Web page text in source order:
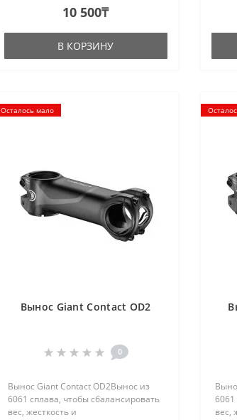
длиной 110 мм· Подъем ± 8 ° -
требует меньше проставок ..
10 500₸
В КОРЗИНУ
Осталось мало
Вынос Giant Contact OD2
0
Вынос Giant Contact OD2Вынос из
6061 сплава, чтобы сбалансировать
вес, жесткость и
6061
вес,